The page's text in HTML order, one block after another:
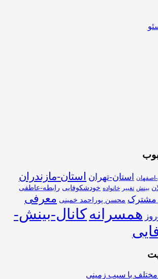
اصفهان استان-تهران استان-مازندران
بینش تغییر خانواده خودشکوفایی رابطه-عاطفی
مشترک محسن پوراحمد خمینی معرفی
همسرانهکانال-بینش-